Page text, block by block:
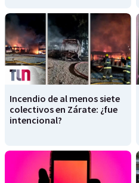
Incendio de al menos siete
colectivos en Zárate: ¿fue
intencional?